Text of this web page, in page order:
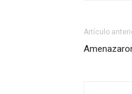
Artículo